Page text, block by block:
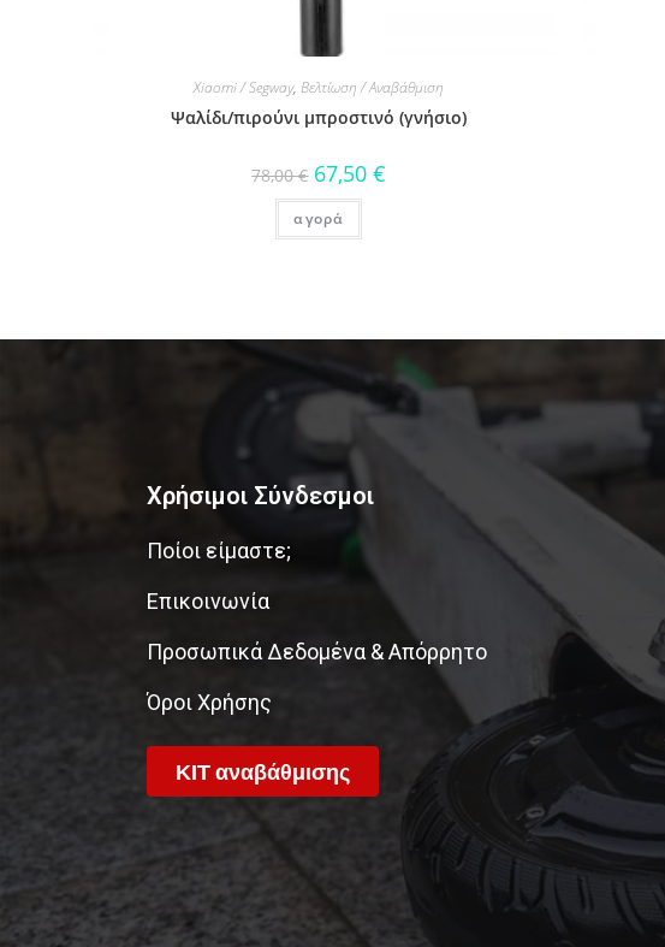
Xiaomi / Segway,Βελτίωση / Αναβάθμιση
Ψαλίδι/πιρούνι μπροστινό (γνήσιο)
78,00€ 67,50€
αγορά
Χρήσιμοι Σύνδεσμοι
Ποίοι είμαστε;
Επικοινωνία
Προσωπικά Δεδομένα & Απόρρητο
Όροι Χρήσης
ΚΙΤ αναβάθμισης